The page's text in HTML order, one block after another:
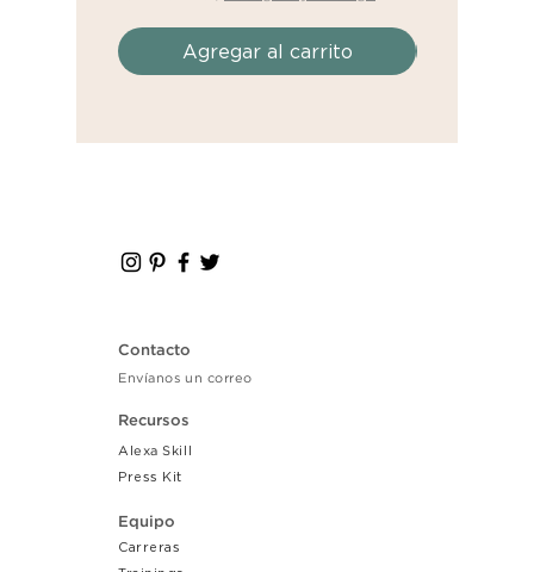
Agregar al carrito
Contacto
Envíanos un correo
Recursos
Alexa Skill
Press Kit
Equipo
Carreras